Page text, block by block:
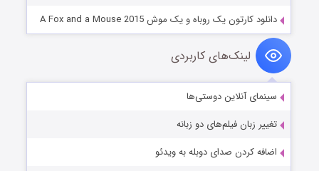
دانلود کارتون یک روباه و یک موش A Fox and a Mouse 2015
لینک‌های کاربردی
سینمای آنلاین دوستی‌ها
تغییر زبان فیلم‌های دو زبانه
اضافه کردن صدای دوبله به ویدئو